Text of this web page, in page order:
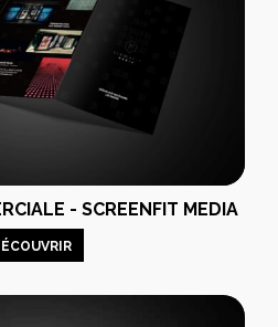
- SCREENFIT MEDIA